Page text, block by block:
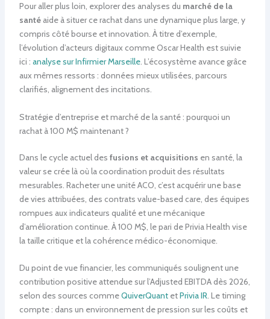
Pour aller plus loin, explorer des analyses du marché de la
santéaide à situer ce rachat dans une dynamique plus large, y
compris côté bourse et innovation. À titre d’exemple,
l’évolution d’acteurs digitaux comme Oscar Health est suivie
ici : analyse sur Infirmier Marseille. L’écosystème avance grâce
aux mêmes ressorts : données mieux utilisées, parcours
clarifiés, alignement des incitations.
Stratégie d’entreprise et marché de la santé : pourquoi un
rachat à 100 M$ maintenant ?
Dans le cycle actuel des fusions et acquisitions en santé, la
valeur se crée là où la coordination produit des résultats
mesurables. Racheter une unité ACO, c’est acquérir une base
de vies attribuées, des contrats value-based care, des équipes
rompues aux indicateurs qualité et une mécanique
d’amélioration continue. À 100 M$, le pari de Privia Health vise
la taille critique et la cohérence médico-économique.
Du point de vue financier, les communiqués soulignent une
contribution positive attendue sur l’Adjusted EBITDA dès 2026,
selon des sources commeQuiverQuantetPrivia IR. Le timing
compte : dans un environnement de pression sur les coûts et